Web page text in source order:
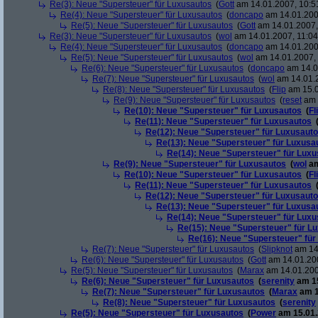
Re(3): Neue "Supersteuer" für Luxusautos (Gott am 14.01.2007,
Re(4): Neue "Supersteuer" für Luxusautos (doncapo am
Re(5): Neue "Supersteuer" für Luxusautos (Gott am
Re(3): Neue "Supersteuer" für Luxusautos (wol am 14.01.2007,
Re(4): Neue "Supersteuer" für Luxusautos (doncapo am
Re(5): Neue "Supersteuer" für Luxusautos (wol am 14.01.2007,
Re(6): Neue "Supersteuer" für Luxusautos (doncapo am
Re(7): Neue "Supersteuer" für Luxusautos (wol am
Re(8): Neue "Supersteuer" für Luxusautos (Flip am
Re(9): Neue "Supersteuer" für Luxusautos (reset am
Re(10): Neue "Supersteuer" für Luxusautos (
Re(11): Neue "Supersteuer" für Luxusautos (
Re(12): Neue "Supersteuer" für
Re(13): Neue "Supersteuer" für
Re(14): Neue "Supersteuer" für
Re(9): Neue "Supersteuer" für Luxusautos (wol
Re(10): Neue "Supersteuer" für Luxusautos (
Re(11): Neue "Supersteuer" für Luxusautos (
Re(12): Neue "Supersteuer" für
Re(13): Neue "Supersteuer" für
Re(14): Neue "Supersteuer" für
Re(15): Neue "Supersteuer" für
Re(16): Neue "Supersteuer"
Re(7): Neue "Supersteuer" für Luxusautos (Slipknot am
Re(6): Neue "Supersteuer" für Luxusautos (Gott am
Re(5): Neue "Supersteuer" für Luxusautos (Marax am
Re(6): Neue "Supersteuer" für Luxusautos (serenity am
Re(7): Neue "Supersteuer" für Luxusautos (Marax am
Re(8): Neue "Supersteuer" für Luxusautos (serenity
Re(5): Neue "Supersteuer" für Luxusautos (Power am